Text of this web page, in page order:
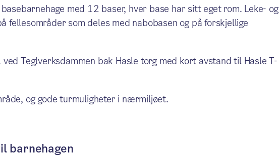
med 12 baser, hver base har sitt eget rom. Leke- og
fellesområder som deles med nabobasen og på forskjellige
Teglverksdammen bak Hasle torg med kort avstand til Hasle T-
og gode turmuligheter i nærmiljøet.
barnehagen